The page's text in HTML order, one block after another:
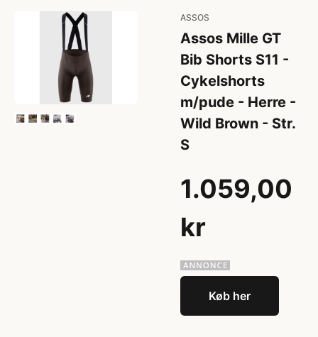
ASSOS
Assos Mille GT
Bib Shorts S11 -
Cykelshorts
m/pude - Herre -
Wild Brown - Str.
S
1.059,00
kr
Køb her